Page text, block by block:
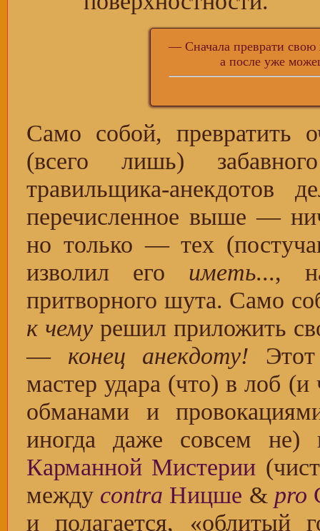
— Сначала преврати
а после уже можешь
Само собой, превратить
(всего лишь)
травильщика-анекдотов
перечисленное выше —
но только — тех
изволил его иметь...,
притворного шута. Само
к чему решил приложить
— конец анекдоту!
мастер удара (что) в лоб
обманами и
иногда даже совсем
Карманной Мистерии
между contra Ницше & pro
и полагается, «облитый